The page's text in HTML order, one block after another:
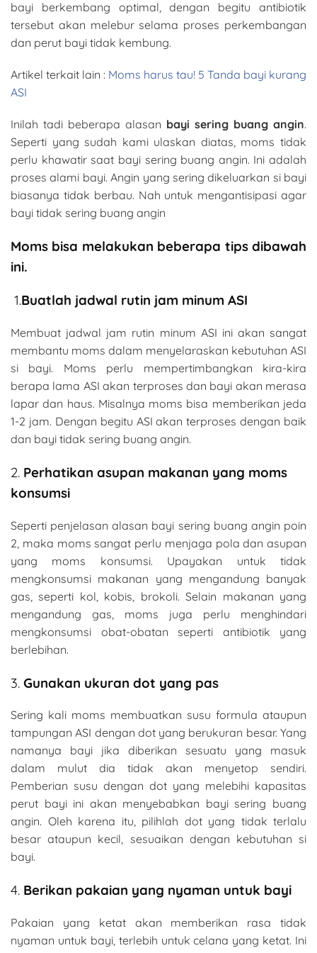
bayi berkembang optimal, dengan begitu antibiotik
tersebut akan melebur selama proses perkembangan
dan perut bayi tidak kembung.
Artikel terkait lain : Moms harus tau! 5 Tanda bayi kurang
ASI
Inilah tadi beberapa alasan bayi sering buang angin.
Seperti yang sudah kami ulaskan diatas, moms tidak
perlu khawatir saat bayi sering buang angin. Ini adalah
proses alami bayi. Angin yang sering dikeluarkan si bayi
biasanya tidak berbau. Nah untuk mengantisipasi agar
bayi tidak sering buang angin
Moms bisa melakukan beberapa tips dibawah
ini.
1.Buatlah jadwal rutin jam minum ASI
Membuat jadwal jam rutin minum ASI ini akan sangat
membantu moms dalam menyelaraskan kebutuhan ASI
si bayi. Moms perlu mempertimbangkan kira-kira
berapa lama ASI akan terproses dan bayi akan merasa
lapar dan haus. Misalnya moms bisa memberikan jeda
1-2 jam. Dengan begitu ASI akan terproses dengan baik
dan bayi tidak sering buang angin.
2. Perhatikan asupan makanan yang moms
konsumsi
Seperti penjelasan alasan bayi sering buang angin poin
2, maka moms sangat perlu menjaga pola dan asupan
yang moms konsumsi. Upayakan untuk tidak
mengkonsumsi makanan yang mengandung banyak
gas, seperti kol, kobis, brokoli. Selain makanan yang
mengandung gas, moms juga perlu menghindari
mengkonsumsi obat-obatan seperti antibiotik yang
berlebihan.
3. Gunakan ukuran dot yang pas
Sering kali moms membuatkan susu formula ataupun
tampungan ASI dengan dot yang berukuran besar. Yang
namanya bayi jika diberikan sesuatu yang masuk
dalam mulut dia tidak akan menyetop sendiri.
Pemberian susu dengan dot yang melebihi kapasitas
perut bayi ini akan menyebabkan bayi sering buang
angin. Oleh karena itu, pilihlah dot yang tidak terlalu
besar ataupun kecil, sesuaikan dengan kebutuhan si
bayi.
4. Berikan pakaian yang nyaman untuk bayi
Pakaian yang ketat akan memberikan rasa tidak
nyaman untuk bayi, terlebih untuk celana yang ketat. Ini